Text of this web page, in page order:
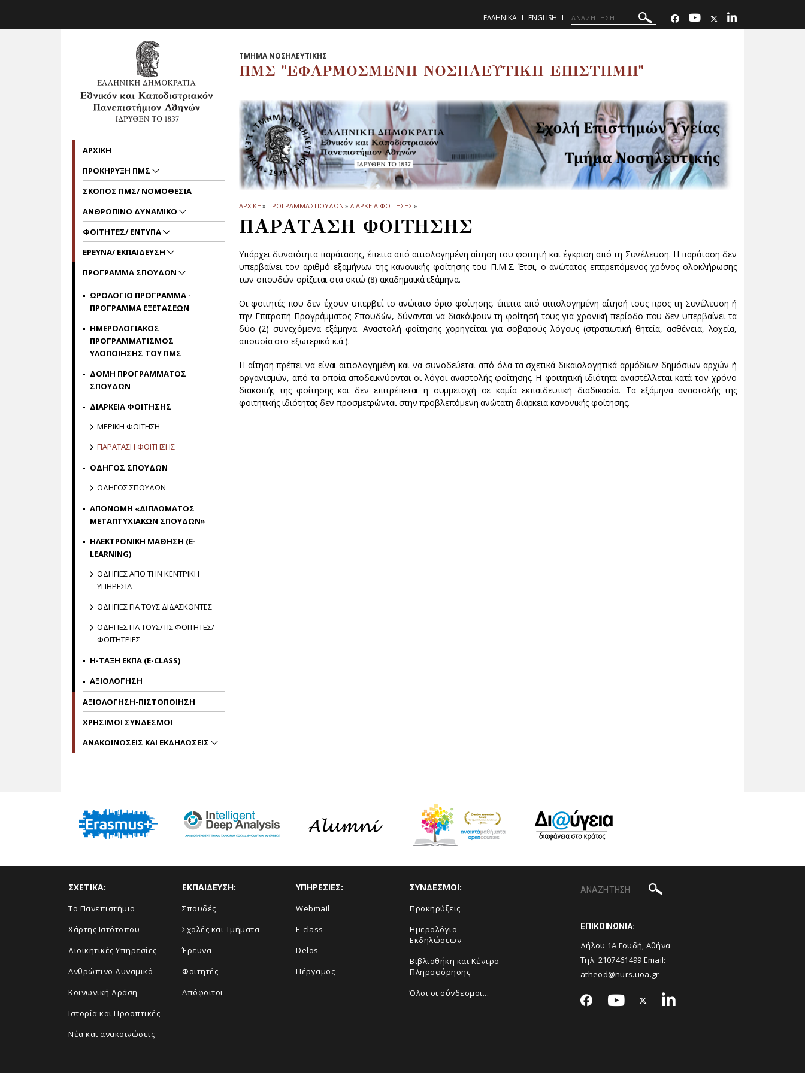
ΕΛΛΗΝΙΚΑ ENGLISH
ΤΜΗΜΑ ΝΟΣΗΛΕΥΤΙΚΗΣ
ΠΜΣ "ΕΦΑΡΜΟΣΜΕΝΗ ΝΟΣΗΛΕΥΤΙΚΗ ΕΠΙΣΤΗΜΗ"
ΑΡΧΙΚΗ» ΠΡΟΓΡΑΜΜΑ ΣΠΟΥΔΩΝ » ΔΙΑΡΚΕΙΑ ΦΟΙΤΗΣΗΣ»
ΠΑΡΑΤΑΣΗ ΦΟΙΤΗΣΗΣ
Υπάρχει δυνατότητα παράτασης, έπειτα από αιτιολογημένη αίτηση του φοιτητή και έγκριση από τη Συνέλευση. Η παράταση δεν
υπερβαίνει τον αριθμό εξαμήνων της κανονικής φοίτησης του Π.Μ.Σ. Έτσι, ο ανώτατος επιτρεπόμενος χρόνος ολοκλήρωσης
των σπουδών ορίζεται στα οκτώ (8) ακαδημαϊκά εξάμηνα.
Οι φοιτητές που δεν έχουν υπερβεί το ανώτατο όριο φοίτησης, έπειτα από αιτιολογημένη αίτησή τους προς τη Συνέλευση ή
την Επιτροπή Προγράμματος Σπουδών, δύνανται να διακόψουν τη φοίτησή τους για χρονική περίοδο που δεν υπερβαίνει τα
δύο (2) συνεχόμενα εξάμηνα. Αναστολή φοίτησης χορηγείται για σοβαρούς λόγους (στρατιωτική θητεία, ασθένεια, λοχεία,
απουσία στο εξωτερικό κ.ά.).
Η αίτηση πρέπει να είναι αιτιολογημένη και να συνοδεύεται από όλα τα σχετικά δικαιολογητικά αρμόδιων δημόσιων αρχών ή
οργανισμών, από τα οποία αποδεικνύονται οι λόγοι αναστολής φοίτησης. Η φοιτητική ιδιότητα αναστέλλεται κατά τον χρόνο
διακοπής της φοίτησης και δεν επιτρέπεται η συμμετοχή σε καμία εκπαιδευτική διαδικασία. Τα εξάμηνα αναστολής της
φοιτητικής ιδιότητας δεν προσμετρώνται στην προβλεπόμενη ανώτατη διάρκεια κανονικής φοίτησης.
ΑΡΧΙΚΗ
ΠΡΟΚΗΡΥΞΗ ΠΜΣ
ΣΚΟΠΟΣ ΠΜΣ/ ΝΟΜΟΘΕΣΙΑ
ΑΝΘΡΩΠΙΝΟ ΔΥΝΑΜΙΚΟ
ΦΟΙΤΗΤΕΣ/ ΕΝΤΥΠΑ
ΕΡΕΥΝΑ/ ΕΚΠΑΙΔΕΥΣΗ
ΠΡΟΓΡΑΜΜΑ ΣΠΟΥΔΩΝ
ΩΡΟΛΟΓΙΟ ΠΡΟΓΡΑΜΜΑ -
ΠΡΟΓΡΑΜΜΑ ΕΞΕΤΑΣΕΩΝ
ΗΜΕΡΟΛΟΓΙΑΚΟΣ
ΠΡΟΓΡΑΜΜΑΤΙΣΜΟΣ
ΥΛΟΠΟΙΗΣΗΣ ΤΟΥ ΠΜΣ
ΔΟΜΗ ΠΡΟΓΡΑΜΜΑΤΟΣ
ΣΠΟΥΔΩΝ
ΔΙΑΡΚΕΙΑ ΦΟΙΤΗΣΗΣ
ΜΕΡΙΚΗ ΦΟΙΤΗΣΗ
ΠΑΡΑΤΑΣΗ ΦΟΙΤΗΣΗΣ
ΟΔΗΓΟΣ ΣΠΟΥΔΩΝ
ΟΔΗΓΟΣ ΣΠΟΥΔΩΝ
ΑΠΟΝΟΜΗ «ΔΙΠΛΩΜΑΤΟΣ
ΜΕΤΑΠΤΥΧΙΑΚΩΝ ΣΠΟΥΔΩΝ»
ΗΛΕΚΤΡΟΝΙΚΗ ΜΑΘΗΣΗ (E-
LEARNING)
ΟΔΗΓΙΕΣ ΑΠΟ ΤΗΝ ΚΕΝΤΡΙΚΗ
ΥΠΗΡΕΣΙΑ
ΟΔΗΓΙΕΣ ΓΙΑ ΤΟΥΣ ΔΙΔΑΣΚΟΝΤΕΣ
ΟΔΗΓΙΕΣ ΓΙΑ ΤΟΥΣ/ΤΙΣ ΦΟΙΤΗΤΕΣ/
ΦΟΙΤΗΤΡΙΕΣ
Η-ΤΑΞΗ ΕΚΠΑ (E-CLASS)
ΑΞΙΟΛΟΓΗΣΗ
ΑΞΙΟΛΟΓΗΣΗ-ΠΙΣΤΟΠΟΙΗΣΗ
ΧΡΗΣΙΜΟΙ ΣΥΝΔΕΣΜΟΙ
ΑΝΑΚΟΙΝΩΣΕΙΣ ΚΑΙ ΕΚΔΗΛΩΣΕΙΣ
ΣΧΕΤΙΚΑ:
Το Πανεπιστήμιο
Χάρτης Ιστότοπου
Διοικητικές Υπηρεσίες
Ανθρώπινο Δυναμικό
Κοινωνική Δράση
Ιστορία και Προοπτικές
Νέα και ανακοινώσεις
ΕΚΠΑΙΔΕΥΣΗ:
Σπουδές
Σχολές και Τμήματα
Έρευνα
Φοιτητές
Απόφοιτοι
ΥΠΗΡΕΣΙΕΣ:
Webmail
E-class
Delos
Πέργαμος
ΣΥΝΔΕΣΜΟΙ:
Προκηρύξεις
Ημερολόγιο
Εκδηλώσεων
Βιβλιοθήκη και Κέντρο
Πληροφόρησης
Όλοι οι σύνδεσμοι...
ΕΠΙΚΟΙΝΩΝΙΑ:
Δήλου 1Α Γουδή, Αθήνα
Τηλ: 2107461499 Email:
atheod@nurs.uoa.gr